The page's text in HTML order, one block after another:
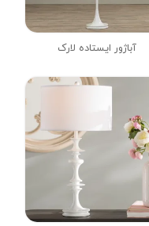
آباژور ایستاده لارک